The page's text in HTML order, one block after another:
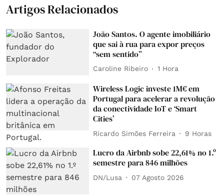
Artigos Relacionados
João Santos. O agente imobiliário
que sai à rua para expor preços
“sem sentido”
Caroline Ribeiro 1 Hora
Wireless Logic investe 1M€ em
Portugal para acelerar a revolução
da conectividade IoT e ‘Smart
Cities’
Ricardo Simões Ferreira 9 Horas
Lucro da Airbnb sobe 22,61% no 1.º
semestre para 846 milhões
DN/Lusa 07 Agosto 2026